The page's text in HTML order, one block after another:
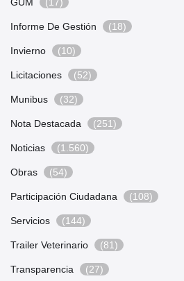
GUM (17)
Informe De Gestión (18)
Invierno (10)
Licitaciones (52)
Munibus (32)
Nota Destacada (251)
Noticias (1.560)
Obras (54)
Participación Ciudadana (108)
Servicios (144)
Trailer Veterinario (81)
Transparencia (27)